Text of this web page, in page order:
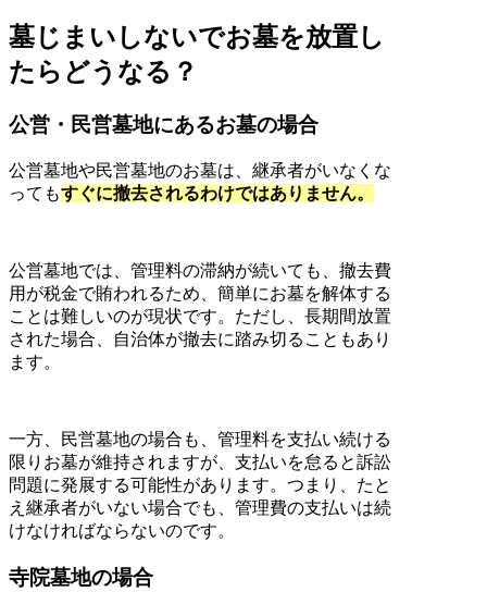
墓じまいしないでお墓を放置し
たらどうなる？
公営・民営墓地にあるお墓の場合
公営墓地や民営墓地のお墓は、継承者がいなくな
ってもすぐに撤去されるわけではありません。
公営墓地では、管理料の滞納が続いても、撤去費
用が税金で賄われるため、簡単にお墓を解体する
ことは難しいのが現状です。ただし、長期間放置
された場合、自治体が撤去に踏み切ることもあり
ます。
一方、民営墓地の場合も、管理料を支払い続ける
限りお墓が維持されますが、支払いを怠ると訴訟
問題に発展する可能性があります。つまり、たと
え継承者がいない場合でも、管理費の支払いは続
けなければならないのです。
寺院墓地の場合